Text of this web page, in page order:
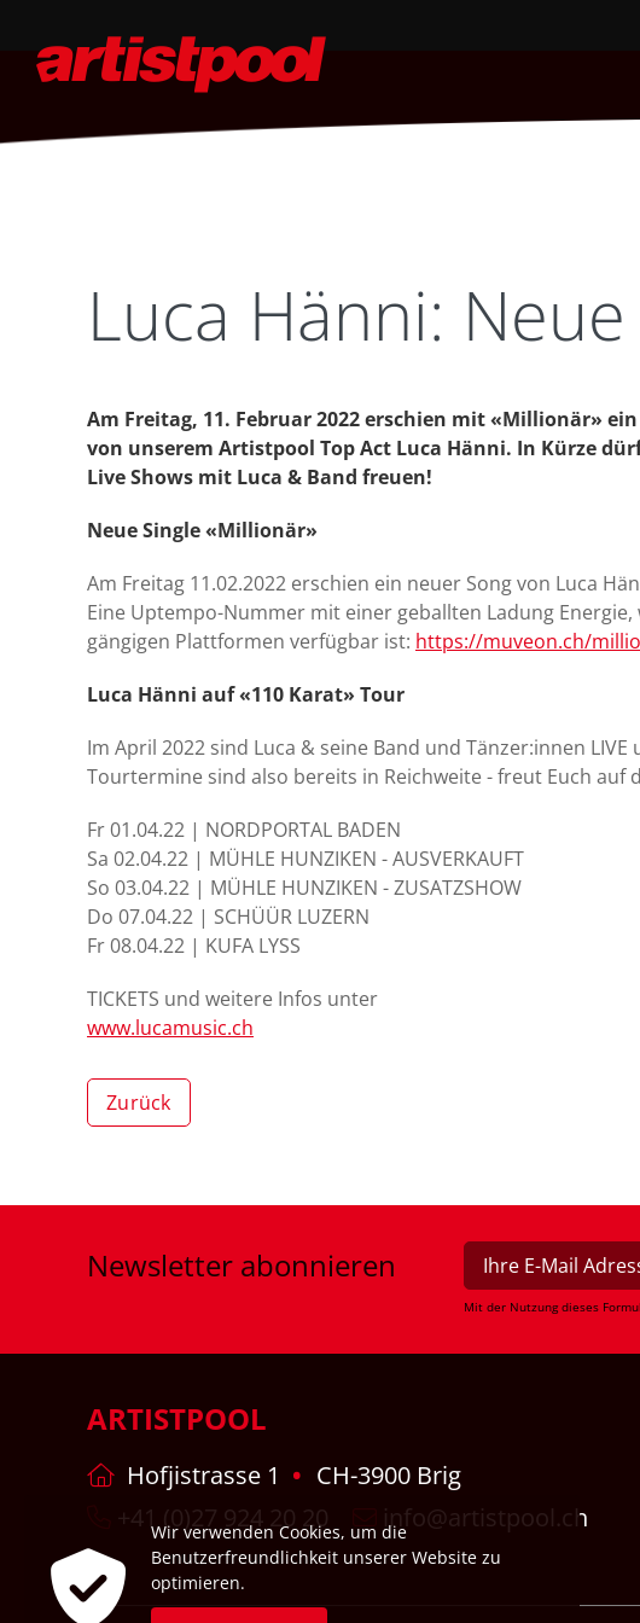
Luca Hänni:
Am Freitag, 11. Februar 2022 erschien mit «Millionär»
von unserem Artistpool Top Act Luca Hänni. In Kürze
Live Shows mit Luca & Band freuen!
Neue Single «Millionär»
Am Freitag 11.02.2022 erschien ein neuer Song von Luca
Eine Uptempo-Nummer mit einer geballten Ladung
gängigen Plattformen verfügbar ist: https://muveon.ch/
Luca Hänni auf «110 Karat» Tour
Im April 2022 sind Luca & seine Band und Tänzer:innen
Tourtermine sind also bereits in Reichweite - freut Euch auf
Fr 01.04.22 | NORDPORTAL BADEN
Sa 02.04.22 | MÜHLE HUNZIKEN - AUSVERKAUFT
So 03.04.22 | MÜHLE HUNZIKEN - ZUSATZSHOW
Do 07.04.22 | SCHÜÜR LUZERN
Fr 08.04.22 | KUFA LYSS
TICKETS und weitere Infos unter
www.lucamusic.ch
Zurück
Newsletter abonnieren
Mit der Nutzung dieses
ARTISTPOOL
Hofjistrasse 1
CH-3900 Brig
+41 (0)27 924 20 20
info@artistpool.ch
Wir verwenden Cookies, um die
Benutzerfreundlichkeit unserer Website zu
optimieren.